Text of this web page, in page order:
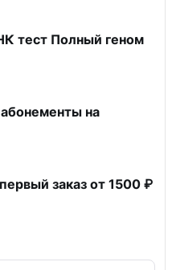
тест Полный геном
на
заказ от 1500 ₽